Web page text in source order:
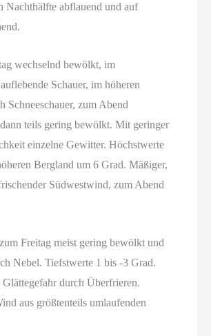
Nachthälfte abflauend und auf
wechselnd bewölkt, im
Schauer, im höheren
Schneeschauer, zum Abend
teils gering bewölkt. Mit geringer
einzelne Gewitter. Höchstwerte
Bergland um 6 Grad. Mäßiger,
Südwestwind, zum Abend
Freitag meist gering bewölkt und
Nebel. Tiefstwerte 1 bis -3 Grad.
Glättegefahr durch Überfrieren.
aus größtenteils umlaufenden